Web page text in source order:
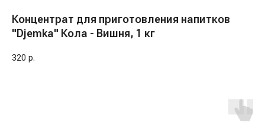
Концентрат для приготовления напитков
"Djemka" Кола - Вишня, 1 кг
320 р.